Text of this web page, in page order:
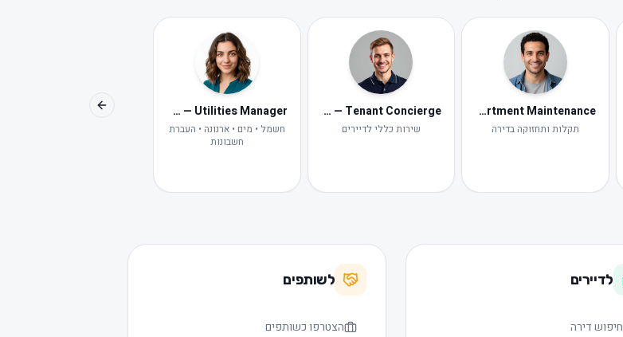
Tomer — Apartment Maintenance
תקלות ותחזוקה בדירה
Lior — Tenant Concierge
שירות כללי לדיירים
Maya — Utilities Manager
חשמל • מים • ארנונה • העברת
חשבונות
Avital — Digital HR
Previous slide
לדיירים
חיפוש דירה
לשותפים
הצטרפו כשותפים